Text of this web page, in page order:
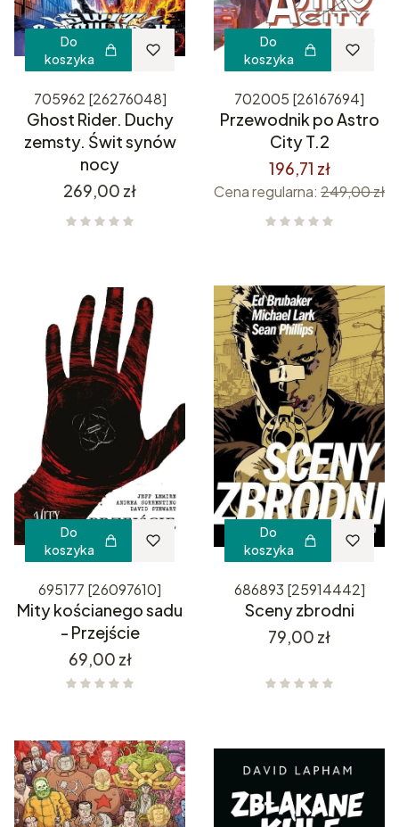
Do
koszyka
705962 [26276048]
Ghost Rider. Duchy
zemsty. Świt synów
nocy
Cena
269,00 zł
Do
koszyka
702005 [26167694]
Przewodnik po Astro
City T.2
196,71 zł
Cena regularna: 249,00 zł
Do
koszyka
695177 [26097610]
Mity kościanego sadu
- Przejście
Cena
69,00 zł
Do
koszyka
686893 [25914442]
Sceny zbrodni
Cena
79,00 zł